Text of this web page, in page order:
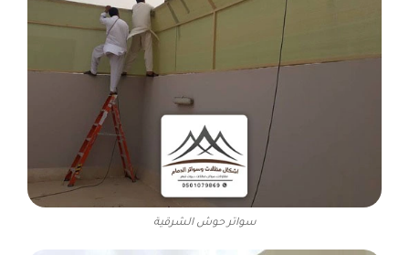
سواتر حوش الشرقية